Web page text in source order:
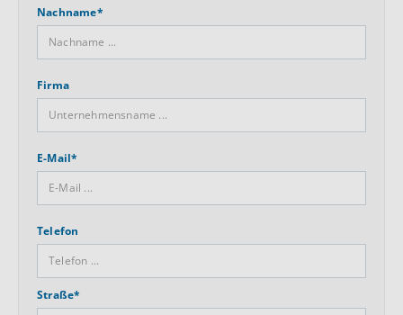
Nachname*
Firma
E-Mail*
Telefon
Straße*